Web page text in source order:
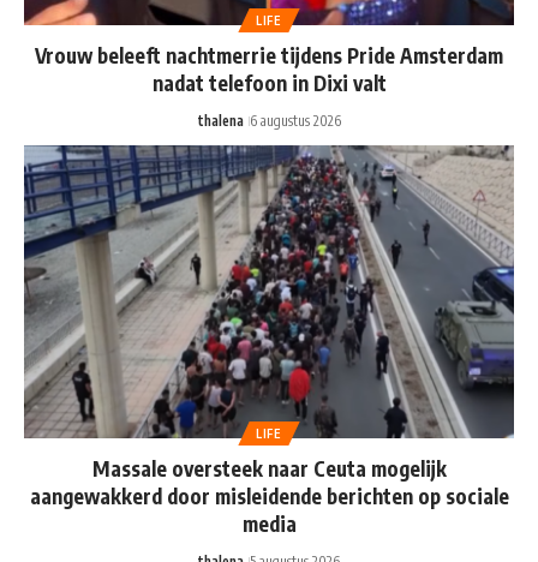
LIFE
Vrouw beleeft nachtmerrie tijdens Pride Amsterdam
nadat telefoon in Dixi valt
thalena 6 augustus 2026
LIFE
Massale oversteek naar Ceuta mogelijk
aangewakkerd door misleidende berichten op sociale
media